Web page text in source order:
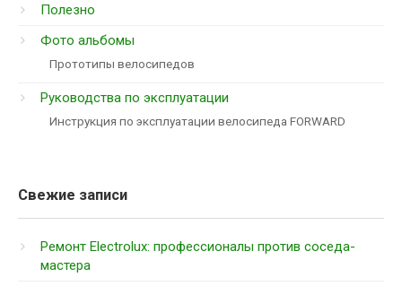
Полезно
Фото альбомы
Прототипы велосипедов
Руководства по эксплуатации
Инструкция по эксплуатации велосипеда FORWARD
Свежие записи
Ремонт Electrolux: профессионалы против соседа-
мастера